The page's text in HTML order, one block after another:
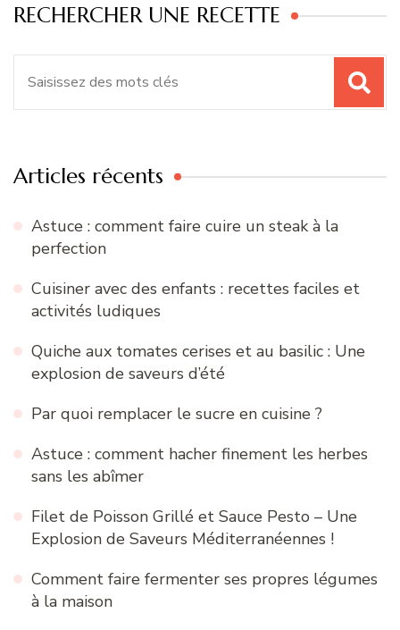
RECHERCHER UNE RECETTE
Articles récents
Astuce : comment faire cuire un steak à la
perfection
Cuisiner avec des enfants : recettes faciles et
activités ludiques
Quiche aux tomates cerises et au basilic : Une
explosion de saveurs d’été
Par quoi remplacer le sucre en cuisine ?
Astuce : comment hacher finement les herbes
sans les abîmer
Filet de Poisson Grillé et Sauce Pesto – Une
Explosion de Saveurs Méditerranéennes !
Comment faire fermenter ses propres légumes
à la maison